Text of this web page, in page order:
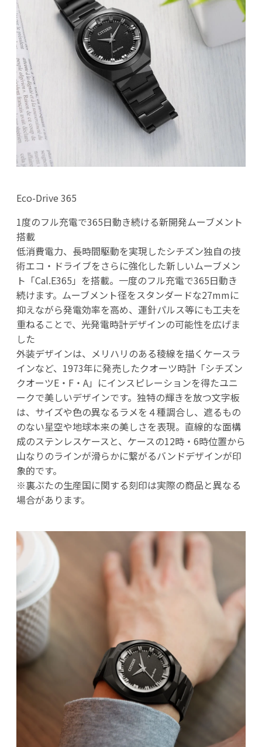
Eco-Drive 365
1度のフル充電で365日動き続ける新開発ムーブメント
搭載
低消費電力、長時間駆動を実現したシチズン独自の技
術エコ・ドライブをさらに強化した新しいムーブメン
ト「Cal.E365」を搭載。一度のフル充電で365日動き
続けます。ムーブメント径をスタンダードな27mmに
抑えながら発電効率を高め、運針パルス等にも工夫を
重ねることで、光発電時計デザインの可能性を広げま
した
外装デザインは、メリハリのある稜線を描くケースラ
インなど、1973年に発売したクオーツ時計「シチズン
クオーツE・F・A」にインスピレーションを得たユニ
ークで美しいデザインです。独特の輝きを放つ文字板
は、サイズや色の異なるラメを４種調合し、遮るもの
のない星空や地球本来の美しさを表現。直線的な面構
成のステンレスケースと、ケースの12時・6時位置から
山なりのラインが滑らかに繋がるバンドデザインが印
象的です。
※裏ぶたの生産国に関する刻印は実際の商品と異なる
場合があります。